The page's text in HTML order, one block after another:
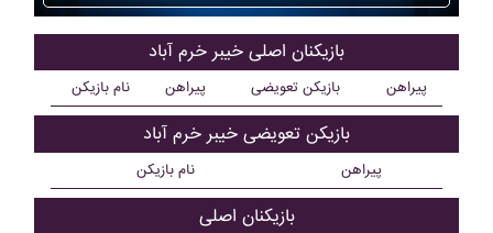
بازیکنان اصلی خيبر خرم آباد
نام بازیکن پیراهن بازیکن تعویضی پیراهن
بازیکن تعویضی خيبر خرم آباد
نام بازیکن پیراهن
بازیکنان اصلی